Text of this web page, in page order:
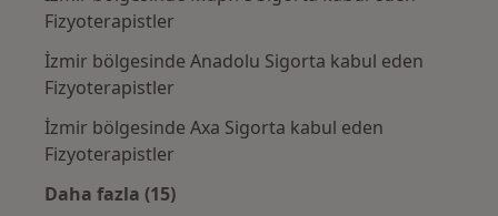
Fizyoterapistler
İzmir bölgesinde Anadolu Sigorta kabul eden
Fizyoterapistler
İzmir bölgesinde Axa Sigorta kabul eden
Fizyoterapistler
Daha fazla (15)